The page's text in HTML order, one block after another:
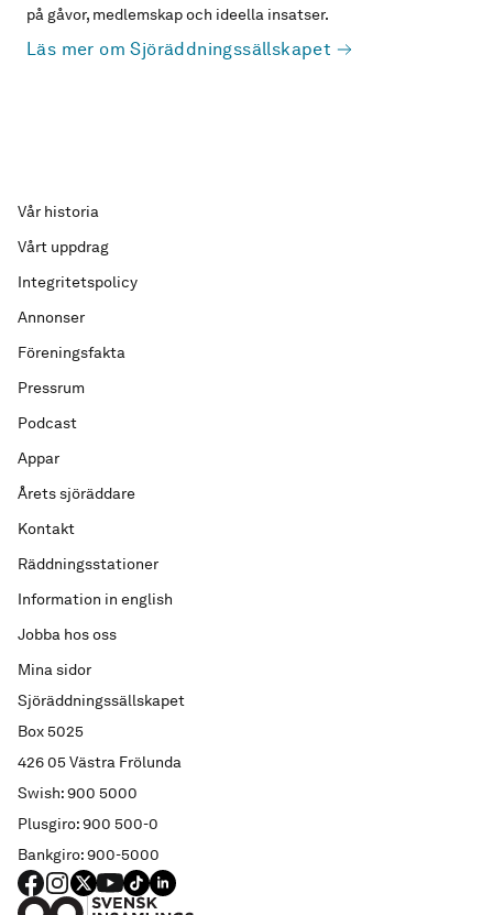
på gåvor, medlemskap och ideella insatser.
Läs mer om Sjöräddningssällskapet
Sjöräddningssällskapet
Box 5025
426 05 Västra Frölunda
Swish: 900 5000
Plusgiro: 900 500-0
Bankgiro: 900-5000
Vår historia
Vårt uppdrag
Integritetspolicy
Annonser
Föreningsfakta
Pressrum
Podcast
Appar
Årets sjöräddare
Kontakt
Räddningsstationer
Information in english
Jobba hos oss
Mina sidor
FACEBOOK
Instagram
X YouTube
TIKTOKLINKED IN